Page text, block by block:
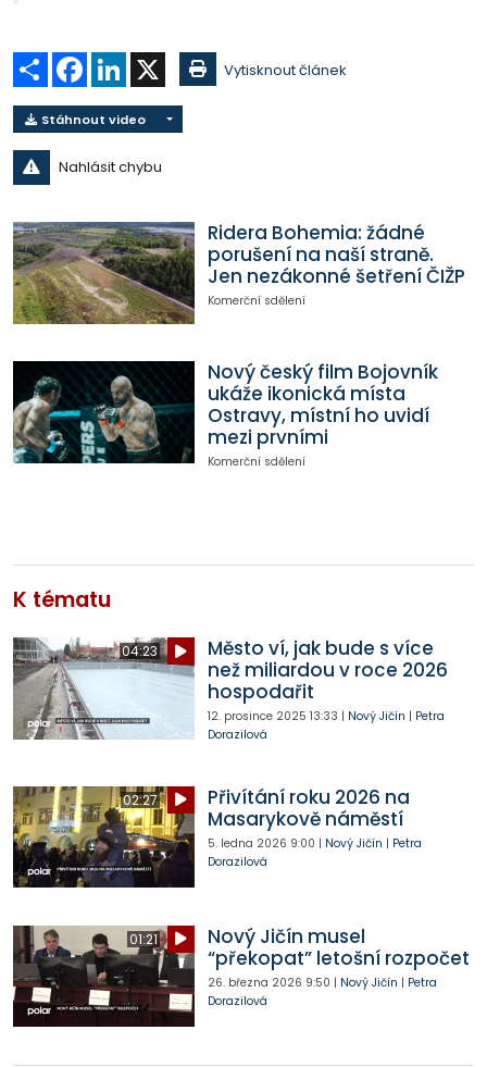
Sdílet Facebook
LinkedIn Vytisknout článek
Stáhnout video
Nahlásit chybu
Ridera Bohemia: žádné
porušení na naší straně.
Jen nezákonné šetření ČIŽP
Komerční sdělení
Nový český film Bojovník
ukáže ikonická místa
Ostravy, místní ho uvidí
mezi prvními
Komerční sdělení
K tématu
04:23
Město ví, jak bude s více
než miliardou v roce 2026
hospodařit
12. prosince 2025 13:33 | Nový Jičín | Petra
Dorazilová
02:27
Přivítání roku 2026 na
Masarykově náměstí
5. ledna 2026 9:00 | Nový Jičín | Petra
Dorazilová
01:21
Nový Jičín musel
“překopat” letošní rozpočet
26. března 2026 9:50 | Nový Jičín | Petra
Dorazilová